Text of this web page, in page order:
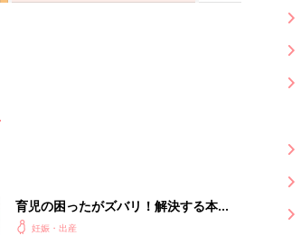
育児の困ったがズバリ！解決する本
『ひよこクラブ 秋号』 4カ月～2才
妊娠・出産